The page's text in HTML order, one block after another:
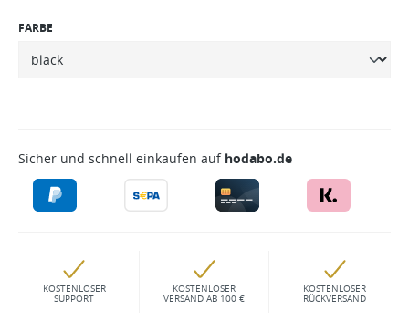
FARBE
Sicher und schnell einkaufen auf hodabo.de
KOSTENLOSER
SUPPORT
KOSTENLOSER
VERSAND AB 100 €
KOSTENLOSER
RÜCKVERSAND